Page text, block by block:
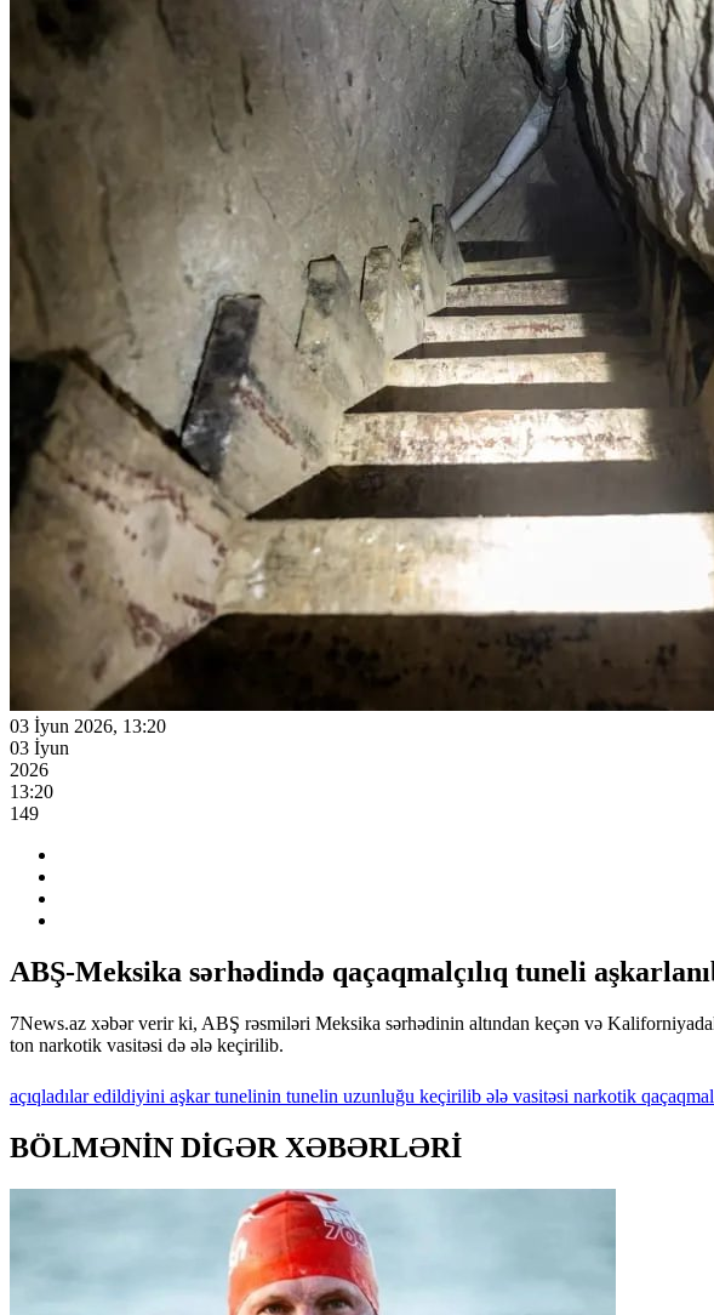
03 İyun 2026, 13:20
03 İyun
2026
13:20
149
ABŞ-Meksika sərhədində qaçaqmalçılıq tuneli
7News.az xəbər verir ki, ABŞ rəsmiləri Meksika sərhədinin altından keçən və
ton narkotik vasitəsi də ələ keçirilib.
açıqladılaredildiyini aşkartunelinin tunelin uzunluğu keçirilib ələ vasitəsi narkotik
BÖLMƏNİN DİGƏR XƏBƏRLƏRİ